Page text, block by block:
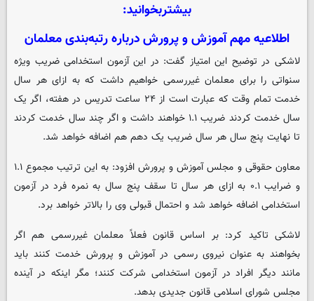
بیشتربخوانید:
اطلاعیه مهم آموزش و پرورش درباره رتبه‌بندی معلمان
‌لاشکی در توضیح این امتیاز گفت: در این آزمون استخدامی ضریب ویژه
سنواتی را برای معلمان غیررسمی خواهیم داشت که به ازای هر سال
خدمت تمام وقت که عبارت است از ۲۴ ساعت تدریس در هفته، اگر یک
سال خدمت کردند ضریب ۱.‏۱‬ خواهند داشت و اگر چند سال خدمت کردند
تا نهایت پنج سال هر سال ضریب یک دهم هم اضافه خواهد شد.
و ضرایب ۱.‏۰‬ به ازای هر سال تا سقف پنج سال به نمره فرد در آزمون
استخدامی اضافه خواهد شد و احتمال قبولی وی را بالاتر خواهد برد.
لاشکی تاکید کرد: بر اساس قانون فعلاً معلمان غیررسمی هم اگر
بخواهند به عنوان نیروی رسمی در آموزش و پرورش خدمت کنند باید
مانند دیگر افراد در آزمون استخدامی شرکت کنند؛ مگر اینکه در آینده
مجلس شورای اسلامی قانون جدیدی بدهد.